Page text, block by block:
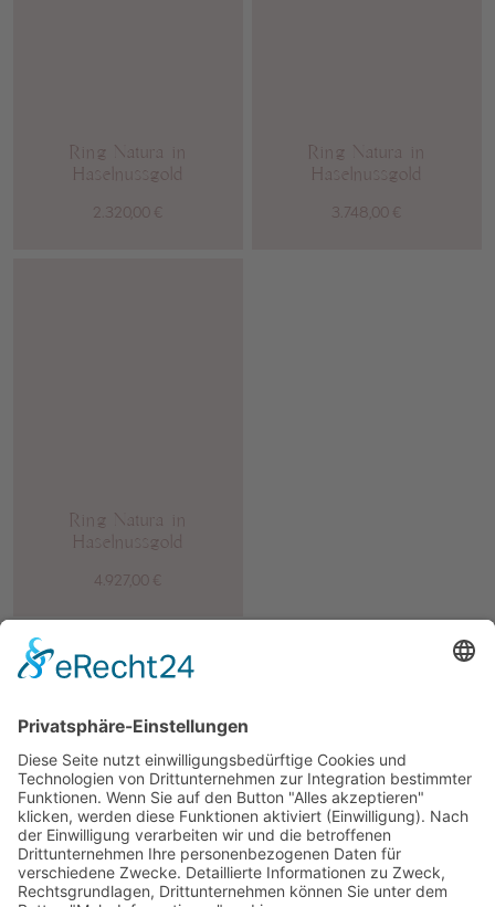
Ring Natura in
Haselnussgold
2.320,00 €
Ring Natura in
Haselnussgold
3.748,00 €
Ring Natura in
Haselnussgold
4.927,00 €
IMPRESSUM
DATENSCHUTZ